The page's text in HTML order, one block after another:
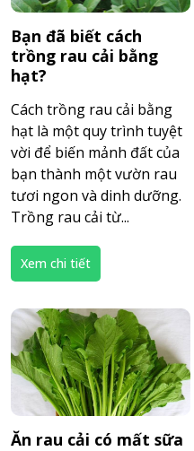
Bạn đã biết cách
trồng rau cải bằng
hạt?
Cách trồng rau cải bằng
hạt là một quy trình tuyệt
vời để biến mảnh đất của
bạn thành một vườn rau
tươi ngon và dinh dưỡng.
Trồng rau cải từ...
Xem chi tiết
Ăn rau cải có mất sữa